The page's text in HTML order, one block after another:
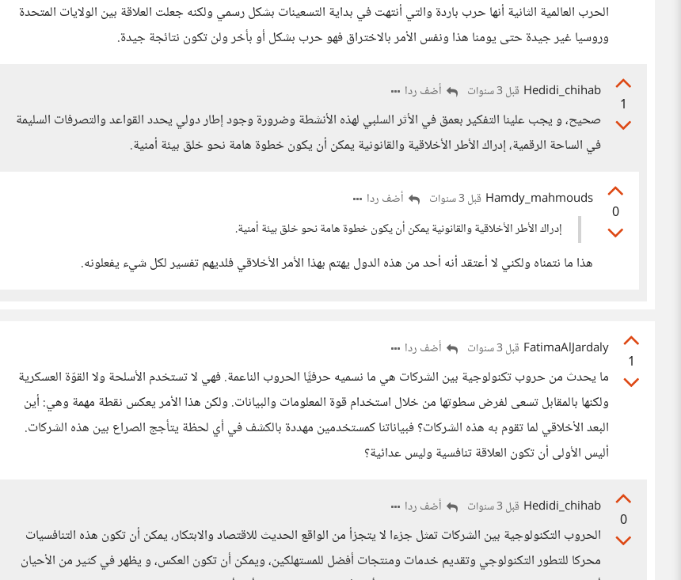
الحرب العالمية الثانية أنها حرب باردة والتي أنتهت في بداية التسعينات بشكل رسمي ولكنه جعلت العلاقة بين الولايات المتحدة
وروسيا غير جيدة حتى يومنا هذا ونفس الأمر بالاختراق فهو حرب بشكل أو بأخر ولن تكون نتائجة جيدة.
1
Hedidi_chihab قبل 3 سنوات أضف ردا
صحيح، و يجب علينا التفكير بعمق في الأثر السلبي لهذه الأنشطة وضرورة وجود إطار دولي يحدد القواعد والتصرفات السليمة
في الساحة الرقمية، إدراك الأطر الأخلاقية والقانونية يمكن أن يكون خطوة هامة نحو خلق بيئة أمنية.
0
Hamdy_mahmouds قبل 3 سنوات
أضف ردا
إدراك الأطر الأخلاقية والقانونية يمكن أن يكون خطوة هامة نحو خلق بيئة أمنية.
هذا ما نتمناه ولكني لا أعتقد أنه أحد من هذه الدول يهتم بهذا الأمر الأخلاقي فلديهم تفسير لكل شيء يفعلونه.
1
FatimaAlJardaly قبل 3 سنوات أضف ردا
ما يحدث من حروب تكنولوجية بين الشركات هي ما نسميه حرفيًّا الحروب الناعمة. فهي لا تستخدم الأسلحة ولا القوّة العسكرية
ولكنها بالمقابل تسعى لفرض سطوتها من خلال استخدام قوة المعلومات والبيانات. ولكن هذا الأمر يعكس نقطة مهمة وهي: أين
البعد الأخلاقي لما تقوم به هذه الشركات؟ فبياناتنا كمستخدمين مهددة بالكشف في أي لحظة يتأجج الصراع بين هذه الشركات.
أليس الأولى أن تكون العلاقة تنافسية وليس عدائية؟
0
Hedidi_chihab قبل 3 سنوات أضف ردا
الحروب التكنولوجية بين الشركات تمثل جزءا لا يتجزأ من الواقع الحديث للاقتصاد والابتكار، يمكن أن تكون هذه التنافسيات
محركا للتطور التكنولوجي وتقديم خدمات ومنتجات أفضل للمستهلكين، ويمكن أن تكون العكس، و يظهر في كثير من الأحيان